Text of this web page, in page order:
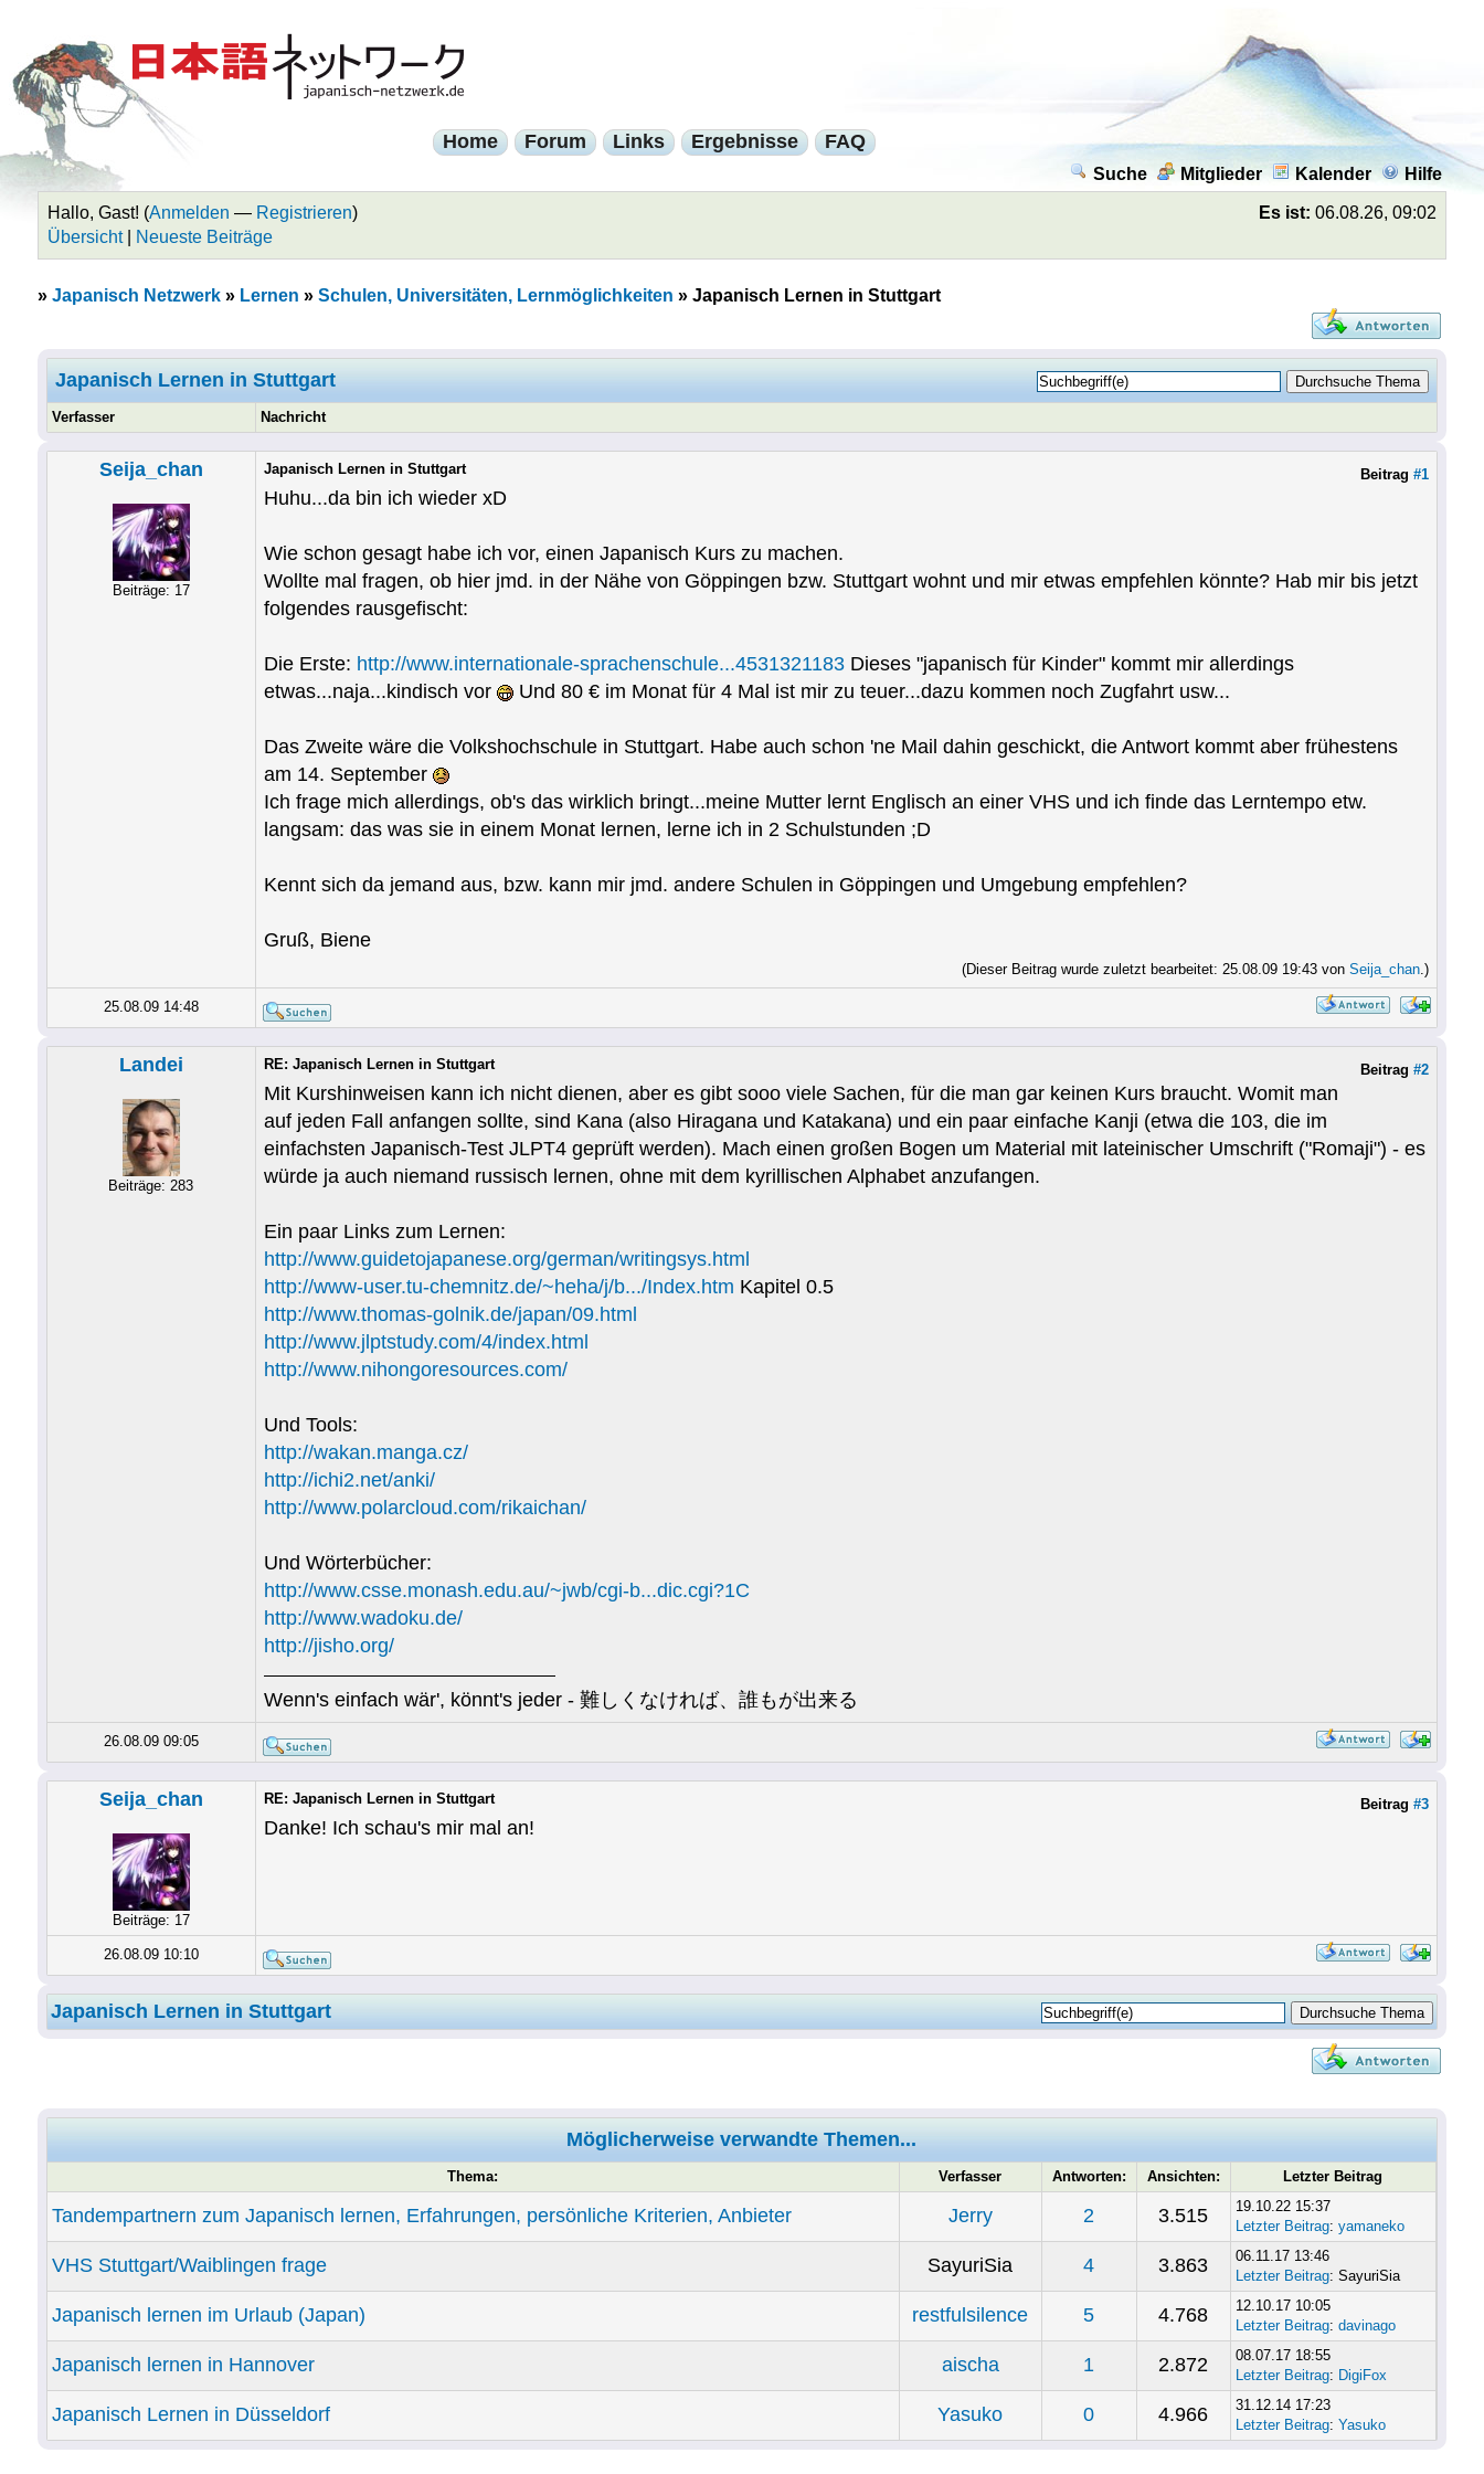
Home Forum Links Ergebnisse FAQ
Suche Mitglieder Kalender Hilfe
Es ist: 06.08.26, 09:02
Hallo, Gast! (Anmelden — Registrieren)
Übersicht| Neueste Beiträge
» Japanisch Netzwerk» Lernen » Schulen, Universitäten, Lernmöglichkeiten » Japanisch Lernen in Stuttgart
Japanisch Lernen in Stuttgart
Verfasser Nachricht
Seija_chan
Beiträge: 17
Beitrag #1
Japanisch Lernen in Stuttgart
Huhu...da bin ich wieder xD
Wie schon gesagt habe ich vor, einen Japanisch Kurs zu machen.
Wollte mal fragen, ob hier jmd. in der Nähe von Göppingen bzw. Stuttgart wohnt und mir etwas empfehlen könnte? Hab mir bis jetzt
folgendes rausgefischt:
Die Erste: http://www.internationale-sprachenschule...4531321183Dieses "japanisch für Kinder" kommt mir allerdings
etwas...naja...kindisch vor
Und 80 € im Monat für 4 Mal ist mir zu teuer...dazu kommen noch Zugfahrt usw...
Das Zweite wäre die Volkshochschule in Stuttgart. Habe auch schon 'ne Mail dahin geschickt, die Antwort kommt aber frühestens
am 14. September
Ich frage mich allerdings, ob's das wirklich bringt...meine Mutter lernt Englisch an einer VHS und ich finde das Lerntempo etw.
langsam: das was sie in einem Monat lernen, lerne ich in 2 Schulstunden ;D
Kennt sich da jemand aus, bzw. kann mir jmd. andere Schulen in Göppingen und Umgebung empfehlen?
Gruß, Biene
(Dieser Beitrag wurde zuletzt bearbeitet: 25.08.09 19:43 von Seija_chan.)
25.08.09 14:48
Landei
Beiträge: 283
Beitrag #2
RE: Japanisch Lernen in Stuttgart
Mit Kurshinweisen kann ich nicht dienen, aber es gibt sooo viele Sachen, für die man gar keinen Kurs braucht. Womit man
auf jeden Fall anfangen sollte, sind Kana (also Hiragana und Katakana) und ein paar einfache Kanji (etwa die 103, die im
einfachsten Japanisch-Test JLPT4 geprüft werden). Mach einen großen Bogen um Material mit lateinischer Umschrift ("Romaji") - es
würde ja auch niemand russisch lernen, ohne mit dem kyrillischen Alphabet anzufangen.
Ein paar Links zum Lernen:
http://www.guidetojapanese.org/german/writingsys.html
http://www-user.tu-chemnitz.de/~heha/j/b.../Index.htm Kapitel 0.5
http://www.thomas-golnik.de/japan/09.html
http://www.jlptstudy.com/4/index.html
http://www.nihongoresources.com/
Und Tools:
http://wakan.manga.cz/
http://ichi2.net/anki/
http://www.polarcloud.com/rikaichan/
Und Wörterbücher:
http://www.csse.monash.edu.au/~jwb/cgi-b...dic.cgi?1C
http://www.wadoku.de/
http://jisho.org/
Wenn's einfach wär', könnt's jeder - 難しくなければ、誰もが出来る
26.08.09 09:05
Seija_chan
Beiträge: 17
Beitrag #3
RE: Japanisch Lernen in Stuttgart
Danke! Ich schau's mir mal an!
26.08.09 10:10
Japanisch Lernen in Stuttgart
Möglicherweise verwandte Themen...
Thema: Verfasser Antworten: Ansichten: Letzter Beitrag
Tandempartnern zum Japanisch lernen, Erfahrungen, persönliche Kriterien, Anbieter Jerry 2 3.515
19.10.22 15:37
Letzter Beitrag: yamaneko
VHS Stuttgart/Waiblingen frage SayuriSia 4 3.863
06.11.17 13:46
Letzter Beitrag: SayuriSia
Japanisch lernen im Urlaub (Japan) restfulsilence 5 4.768
12.10.17 10:05
Letzter Beitrag: davinago
Japanisch lernen in Hannover aischa 1 2.872
08.07.17 18:55
Letzter Beitrag: DigiFox
Japanisch Lernen in Düsseldorf Yasuko 0 4.966
31.12.14 17:23
Letzter Beitrag: Yasuko